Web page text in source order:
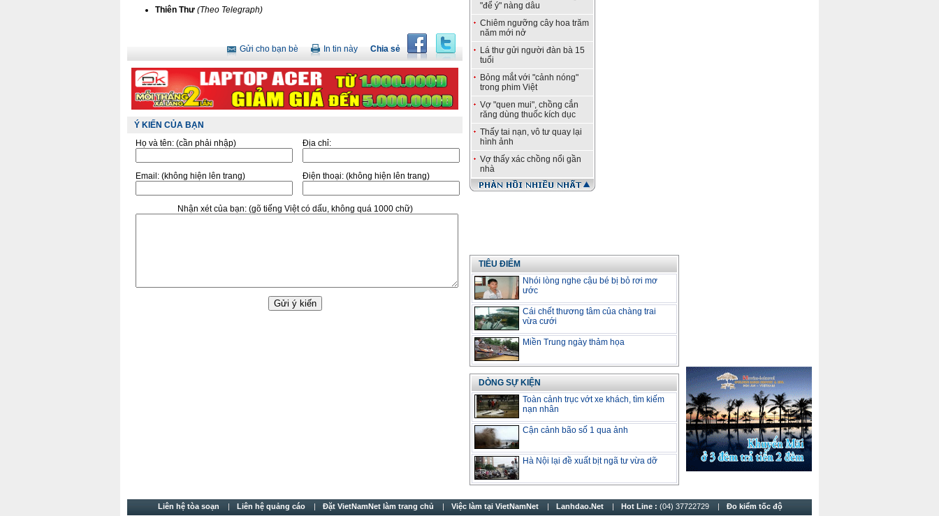
Thiên Thư (Theo Telegraph)
Chia sẻ
In tin này
Gửi cho bạn bè
Ý KIẾN CỦA BẠN
Họ và tên: (cần phải nhập) Địa chỉ:
Email: (không hiện lên trang) Điện thoại: (không hiện lên trang)
Nhận xét của bạn: (gõ tiếng Việt có dấu, không quá 1000 chữ)
"để ý" nàng dâu
Chiêm ngưỡng cây hoa trăm
năm mới nở
Lá thư gửi người đàn bà 15
tuổi
Bỏng mắt với "cảnh nóng"
trong phim Việt
Vợ "quen mui", chồng cắn
răng dùng thuốc kích dục
Thấy tai nạn, vô tư quay lại
hình ảnh
Vợ thấy xác chồng nổi gần
nhà
TIÊU ĐIỂM
Nhói lòng nghe cậu bé bị bỏ rơi mơ
ước
Cái chết thương tâm của chàng trai
vừa cưới
Miền Trung ngày thảm họa
DÒNG SỰ KIỆN
Toàn cảnh trục vớt xe khách, tìm kiếm
nạn nhân
Cận cảnh bão số 1 qua ảnh
Hà Nội lại đề xuất bịt ngã tư vừa dỡ
Liên hệ tòa soạn Liên hệ quảng cáo Đặt VietNamNet làm trang chủ Việc làm tại VietNamNet Lanhdao.Net Hot Line : (04) 37722729 Đo kiểm tốc độ